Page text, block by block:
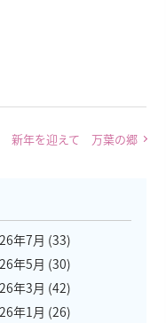
新年を迎えて 万葉の郷
年7月 (33)
年5月 (30)
年3月 (42)
年1月 (26)